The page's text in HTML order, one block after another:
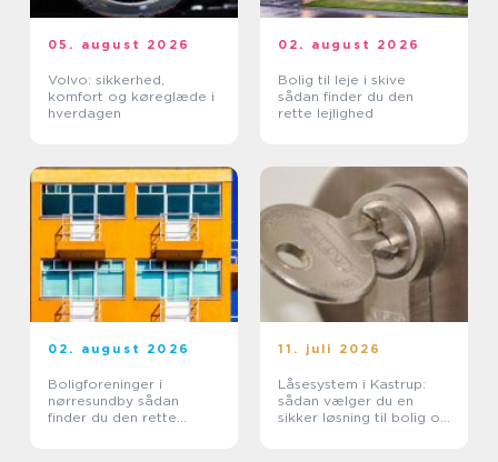
05. august 2026
Volvo: sikkerhed,
komfort og køreglæde i
hverdagen
02. august 2026
Bolig til leje i skive
sådan finder du den
rette lejlighed
02. august 2026
Boligforeninger i
nørresundby sådan
finder du den rette
11. juli 2026
Låsesystem i Kastrup:
sådan vælger du en
sikker løsning til bolig og